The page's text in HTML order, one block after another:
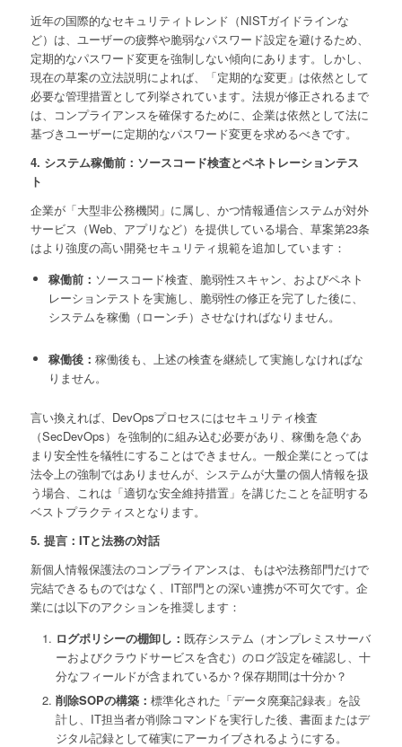
近年の国際的なセキュリティトレンド（NISTガイドラインな
ど）は、ユーザーの疲弊や脆弱なパスワード設定を避けるため、
定期的なパスワード変更を強制しない傾向にあります。しかし、
現在の草案の立法説明によれば、「定期的な変更」は依然として
必要な管理措置として列挙されています。法規が修正されるまで
は、コンプライアンスを確保するために、企業は依然として法に
基づきユーザーに定期的なパスワード変更を求めるべきです。
4. システム稼働前：ソースコード検査とペネトレーションテス
ト
企業が「大型非公務機関」に属し、かつ情報通信システムが対外
サービス（Web、アプリなど）を提供している場合、草案第23条
はより強度の高い開発セキュリティ規範を追加しています：
稼働前： ソースコード検査、脆弱性スキャン、およびペネト
レーションテストを実施し、脆弱性の修正を完了した後に、
システムを稼働（ローンチ）させなければなりません。
稼働後： 稼働後も、上述の検査を継続して実施しなければな
りません。
言い換えれば、DevOpsプロセスにはセキュリティ検査
（SecDevOps）を強制的に組み込む必要があり、稼働を急ぐあ
まり安全性を犠牲にすることはできません。一般企業にとっては
法令上の強制ではありませんが、システムが大量の個人情報を扱
う場合、これは「適切な安全維持措置」を講じたことを証明する
ベストプラクティスとなります。
5. 提言：ITと法務の対話
新個人情報保護法のコンプライアンスは、もはや法務部門だけで
完結できるものではなく
、IT部門との深い連携が不可欠です。企
業には以下のアクションを推奨します：
ログポリシーの棚卸し： 既存システム（オンプレミスサーバ
ーおよびクラウドサービスを含む）のログ設定を確認し、十
分なフィールドが含まれているか？保存期間は十分か？
削除SOPの構築： 標準化された「データ廃棄記録表」を設
計し、IT担当者が削除コマンドを実行した後、書面またはデ
ジタル記録として確実にアーカイブされるようにする。